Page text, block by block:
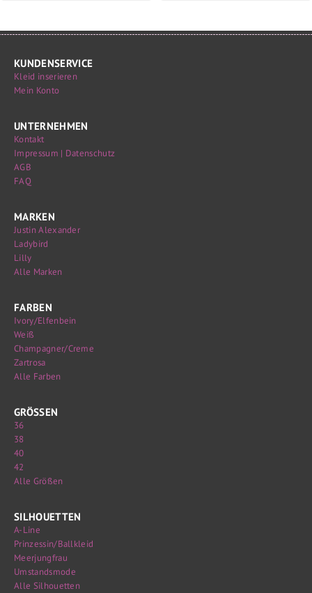
KUNDENSERVICE
Kleid inserieren
Mein Konto
UNTERNEHMEN
Kontakt
Impressum | Datenschutz
AGB
FAQ
MARKEN
Justin Alexander
Ladybird
Lilly
Alle Marken
FARBEN
Ivory/Elfenbein
Weiß
Champagner/Creme
Zartrosa
Alle Farben
GRÖSSEN
36
38
40
42
Alle Größen
SILHOUETTEN
A-Line
Prinzessin/Ballkleid
Meerjungfrau
Umstandsmode
Alle Silhouetten